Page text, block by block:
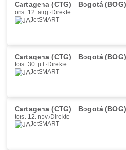
Cartagena (CTG) Bogotá (BOG)
ons. 12. aug. Direkte
JetSMART
Cartagena (CTG) Bogotá (BOG)
tors. 30. jul. Direkte
JetSMART
Cartagena (CTG) Bogotá (BOG)
tors. 12. nov. Direkte
JetSMART